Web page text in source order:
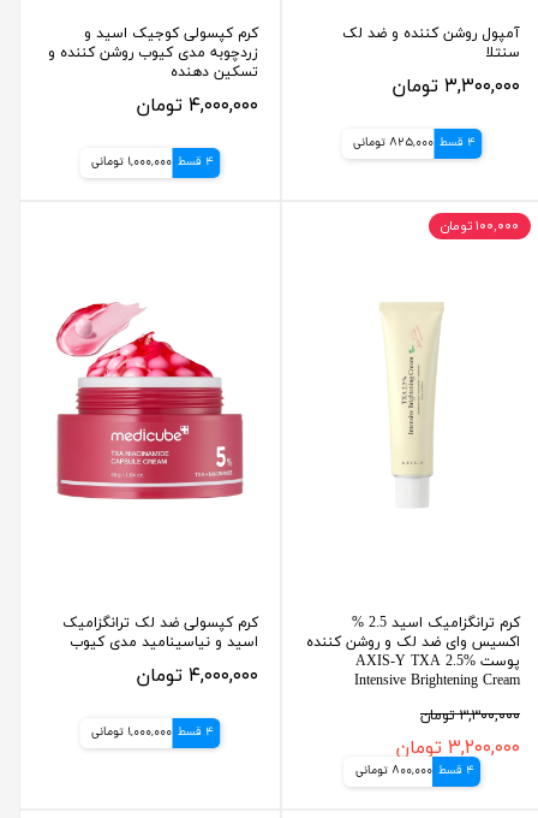
آمپول روشن کننده و ضد لک
سنتلا
۳,۳۰۰,۰۰۰ تومان
4 قسط 825,000 تومانی
کرم کپسولی کوجیک اسید و
زردچوبه مدی کیوب روشن کننده و
تسکین دهنده
۴,۰۰۰,۰۰۰ تومان
4 قسط 1,000,000 تومانی
کرم ترانگزامیک اسید 2.5 %
اکسیس وای ضد لک و روشن کننده
پوست AXIS-Y TXA 2.5%
Intensive Brightening Cream
۳,۳۰۰,۰۰۰ تومان
۳,۲۰۰,۰۰۰ تومان
4 قسط 800,000 تومانی
۱۰۰,۰۰۰ تومان
کرم کپسولی ضد لک ترانگزامیک
اسید و نیاسینامید مدی کیوب
۴,۰۰۰,۰۰۰ تومان
4 قسط 1,000,000 تومانی